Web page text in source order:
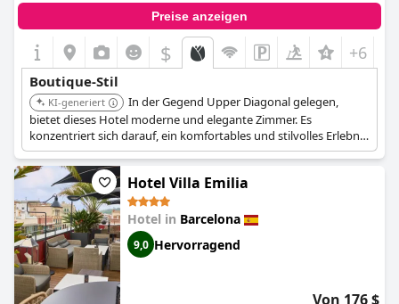
Preise anzeigen
$ +6
Boutique-Stil
KI-generiert
In der Gegend Upper Diagonal gelegen,
bietet dieses Hotel moderne und elegante Zimmer. Es
konzentriert sich darauf, ein komfortables und stilvolles Erlebnis
in einem eher wohnlichen Teil der Stadt zu bieten.
Hotel Villa Emilia
Hotel in Barcelona
9,0 Hervorragend
Von 176 $